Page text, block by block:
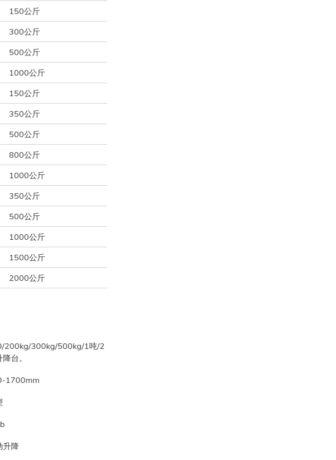
150公斤
300公斤
500公斤
1000公斤
150公斤
350公斤
500公斤
800公斤
1000公斤
350公斤
500公斤
1000公斤
1500公斤
2000公斤
200kg/300kg/500kg/1吨/2
台。
1700mm
升降